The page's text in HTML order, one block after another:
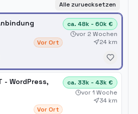
Alle zuruecksetzen
Vor Ort
ca. 48k - 60k €
vor 2 Wochen
24 km
WordPress,
Vor Ort
ca. 33k - 43k €
vor 1 Woche
34 km